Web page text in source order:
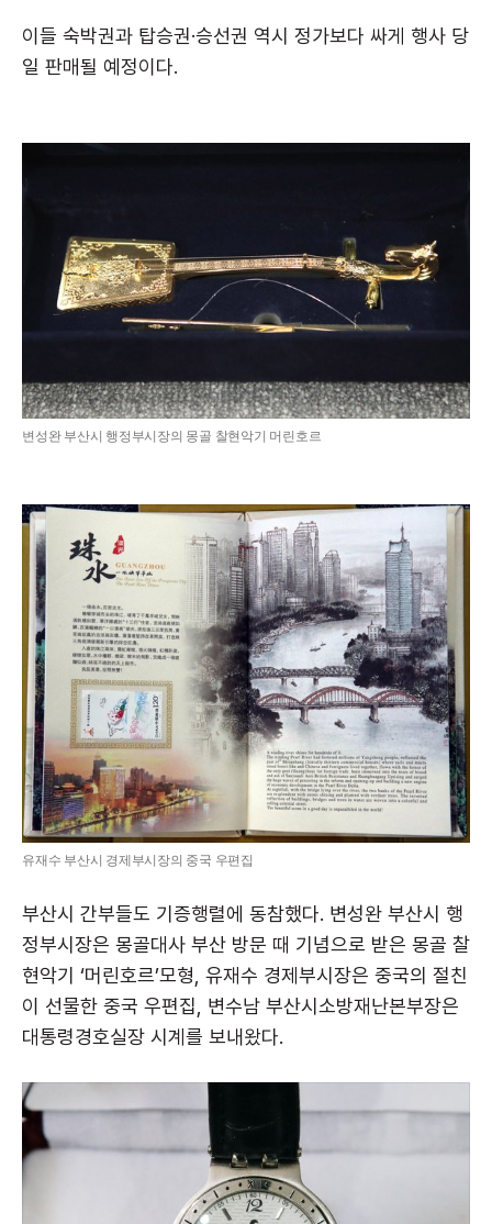
이들 숙박권과 탑승권·승선권 역시 정가보다 싸게 행사 당
일 판매될 예정이다.
변성완 부산시 행정부시장의 몽골 찰현악기 머린호르
유재수 부산시 경제부시장의 중국 우편집
부산시 간부들도 기증행렬에 동참했다. 변성완 부산시 행
정부시장은 몽골대사 부산 방문 때 기념으로 받은 몽골 찰
현악기 ‘머린호르’모형, 유재수 경제부시장은 중국의 절친
이 선물한 중국 우편집, 변수남 부산시소방재난본부장은
대통령경호실장 시계를 보내왔다.